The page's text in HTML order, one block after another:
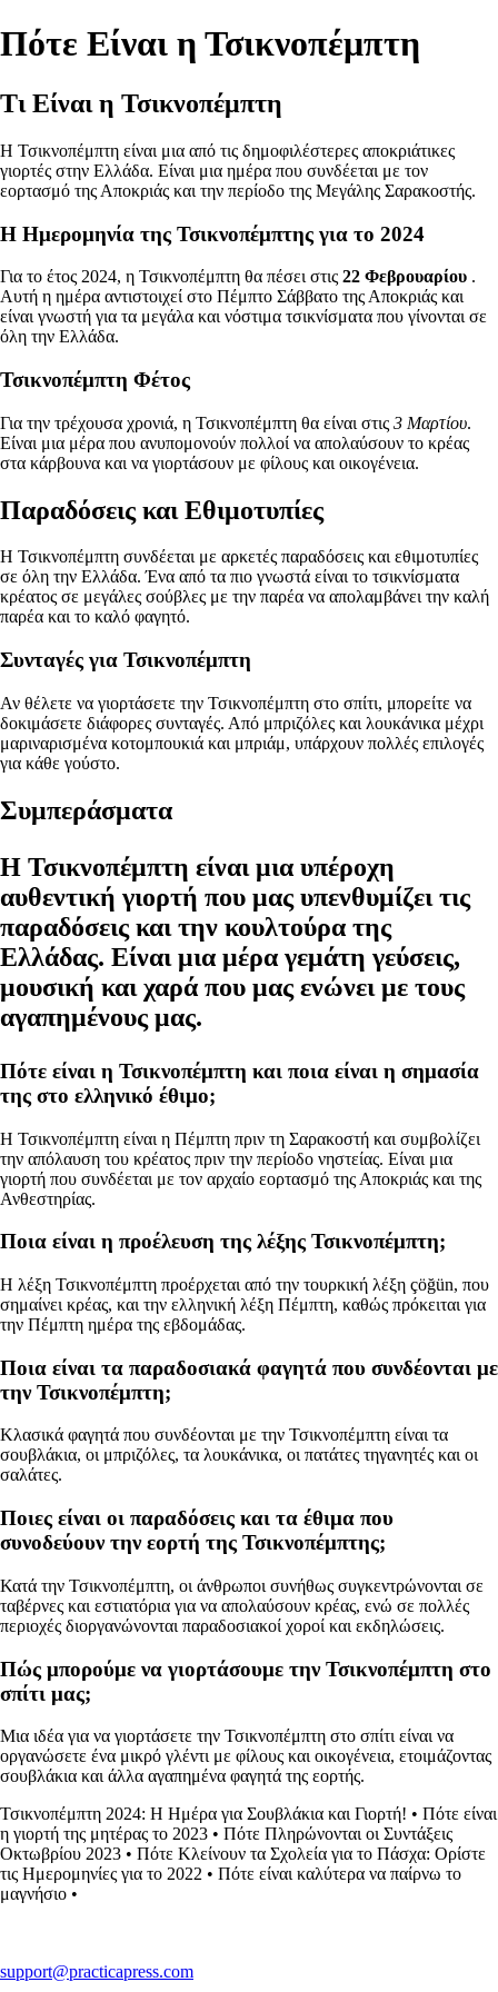
Πότε Είναι η Τσικνοπέμπτη
Τι Είναι η Τσικνοπέμπτη
Η Τσικνοπέμπτη είναι μια από τις δημοφιλέστερες αποκριάτικες
γιορτές στην Ελλάδα. Είναι μια ημέρα που συνδέεται με τον
εορτασμό της Αποκριάς και την περίοδο της Μεγάλης Σαρακοστής.
Η Ημερομηνία της Τσικνοπέμπτης για το 2024
Για το έτος 2024, η Τσικνοπέμπτη θα πέσει στις 22 Φεβρουαρίου .
Αυτή η ημέρα αντιστοιχεί στο Πέμπτο Σάββατο της Αποκριάς και
είναι γνωστή για τα μεγάλα και νόστιμα τσικνίσματα που γίνονται σε
όλη την Ελλάδα.
Τσικνοπέμπτη Φέτος
Για την τρέχουσα χρονιά, η Τσικνοπέμπτη θα είναι στις 3 Μαρτίου.
Είναι μια μέρα που ανυπομονούν πολλοί να απολαύσουν το κρέας
στα κάρβουνα και να γιορτάσουν με φίλους και οικογένεια.
Παραδόσεις και Εθιμοτυπίες
Η Τσικνοπέμπτη συνδέεται με αρκετές παραδόσεις και εθιμοτυπίες
σε όλη την Ελλάδα. Ένα από τα πιο γνωστά είναι το τσικνίσματα
κρέατος σε μεγάλες σούβλες με την παρέα να απολαμβάνει την καλή
παρέα και το καλό φαγητό.
Συνταγές για Τσικνοπέμπτη
Αν θέλετε να γιορτάσετε την Τσικνοπέμπτη στο σπίτι, μπορείτε να
δοκιμάσετε διάφορες συνταγές. Από μπριζόλες και λουκάνικα μέχρι
μαριναρισμένα κοτομπουκιά και μπριάμ, υπάρχουν πολλές επιλογές
για κάθε γούστο.
Συμπεράσματα
Η Τσικνοπέμπτη είναι μια υπέροχη
αυθεντική γιορτή που μας υπενθυμίζει τις
παραδόσεις και την κουλτούρα της
Ελλάδας. Είναι μια μέρα γεμάτη γεύσεις,
μουσική και χαρά που μας ενώνει με τους
αγαπημένους μας.
Πότε είναι η Τσικνοπέμπτη και ποια είναι η σημασία
της στο ελληνικό έθιμο;
Η Τσικνοπέμπτη είναι η Πέμπτη πριν τη Σαρακοστή και συμβολίζει
την απόλαυση του κρέατος πριν την περίοδο νηστείας. Είναι μια
γιορτή που συνδέεται με τον αρχαίο εορτασμό της Αποκριάς και της
Ανθεστηρίας.
Ποια είναι η προέλευση της λέξης Τσικνοπέμπτη;
Η λέξη Τσικνοπέμπτη προέρχεται από την τουρκική λέξη çöğün, που
σημαίνει κρέας, και την ελληνική λέξη Πέμπτη, καθώς πρόκειται για
την Πέμπτη ημέρα της εβδομάδας.
Ποια είναι τα παραδοσιακά φαγητά που συνδέονται με
την Τσικνοπέμπτη;
Κλασικά φαγητά που συνδέονται με την Τσικνοπέμπτη είναι τα
σουβλάκια, οι μπριζόλες, τα λουκάνικα, οι πατάτες τηγανητές και οι
σαλάτες.
Ποιες είναι οι παραδόσεις και τα έθιμα που
συνοδεύουν την εορτή της Τσικνοπέμπτης;
Κατά την Τσικνοπέμπτη, οι άνθρωποι συνήθως συγκεντρώνονται σε
ταβέρνες και εστιατόρια για να απολαύσουν κρέας, ενώ σε πολλές
περιοχές διοργανώνονται παραδοσιακοί χοροί και εκδηλώσεις.
Πώς μπορούμε να γιορτάσουμε την Τσικνοπέμπτη στο
σπίτι μας;
Μια ιδέα για να γιορτάσετε την Τσικνοπέμπτη στο σπίτι είναι να
οργανώσετε ένα μικρό γλέντι με φίλους και οικογένεια, ετοιμάζοντας
σουβλάκια και άλλα αγαπημένα φαγητά της εορτής.
Τσικνοπέμπτη 2024: Η Ημέρα για Σουβλάκια και Γιορτή! • Πότε είναι
η γιορτή της μητέρας το 2023 • Πότε Πληρώνονται οι Συντάξεις
Οκτωβρίου 2023 • Πότε Κλείνουν τα Σχολεία για το Πάσχα: Ορίστε
τις Ημερομηνίες για το 2022 • Πότε είναι καλύτερα να παίρνω το
μαγνήσιο •
support@practicapress.com